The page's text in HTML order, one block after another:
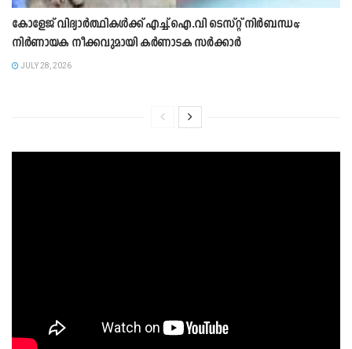
കോളേജ് വിദ്യാർത്ഥികൾക്ക് എച്ച്.ഐ.വി ടെസ്റ്റ് നിർബന്ധം;
നി‍ർണായക നീക്കവുമായി കർണാടക സ‍ർക്ക‍ാർ
JULY 28, 2026